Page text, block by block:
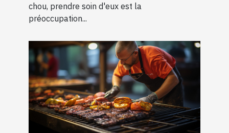
chou, prendre soin d'eux est la
préoccupation...